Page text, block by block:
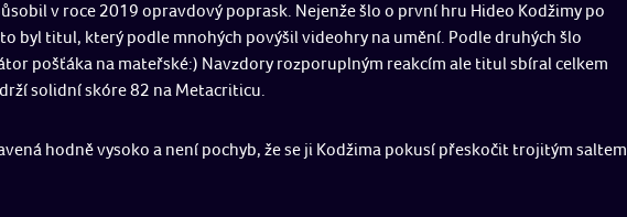
v roce 2019 opravdový poprask. Nejenže šlo o první hru Hideo Kodžimy po
byl titul, který podle mnohých povýšil videohry na umění. Podle druhých šlo
pošťáka na mateřské:) Navzdory rozporuplným reakcím ale titul sbíral celkem
solidní skóre 82 na Metacriticu.
hodně vysoko a není pochyb, že se ji Kodžima pokusí přeskočit trojitým saltem